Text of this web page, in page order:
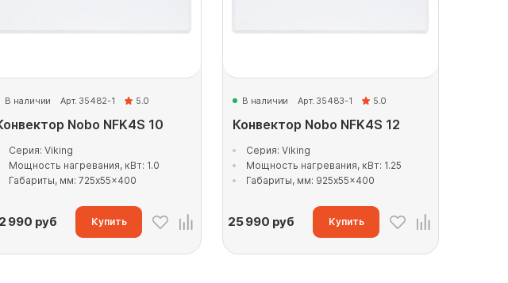
В наличии Арт. 35482-1 5.0
Nobo NFK4S 10
Серия: Viking
Мощность нагревания, кВт: 1.0
Габариты, мм: 725x55x400
990 руб Купить
В наличии Арт. 35483-1 5.0
Конвектор Nobo NFK4S 12
Серия: Viking
Мощность нагревания, кВт: 1.25
Габариты, мм: 925x55x400
25 990 руб Купить